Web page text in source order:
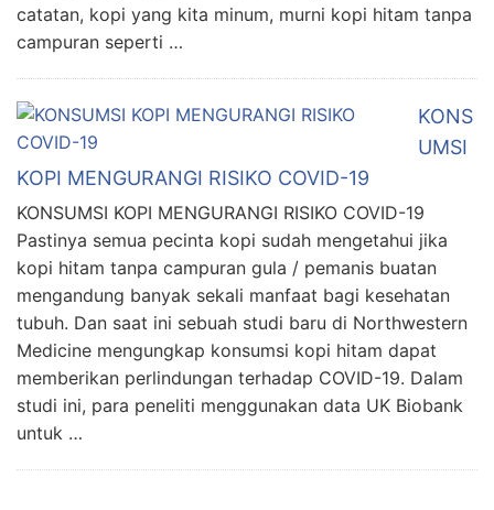
catatan, kopi yang kita minum, murni kopi hitam tanpa
campuran seperti …
KONS
UMSI
KOPI MENGURANGI RISIKO COVID-19
KONSUMSI KOPI MENGURANGI RISIKO COVID-19
Pastinya semua pecinta kopi sudah mengetahui jika
kopi hitam tanpa campuran gula / pemanis buatan
mengandung banyak sekali manfaat bagi kesehatan
tubuh. Dan saat ini sebuah studi baru di Northwestern
Medicine mengungkap konsumsi kopi hitam dapat
memberikan perlindungan terhadap COVID-19. Dalam
studi ini, para peneliti menggunakan data UK Biobank
untuk …